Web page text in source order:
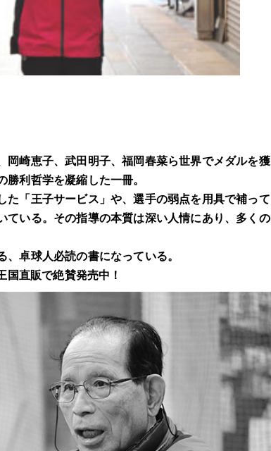
岡崎恵子、武田明子、福岡春菜ら世界でメダルを獲
利哲学を凝縮した一冊。
「王子サービス」や、選手の弱点を用具で補って
ている。その指導の本質は深い人情にあり、多くの
卓球人必読の書になっている。
直販で絶賛発売中！